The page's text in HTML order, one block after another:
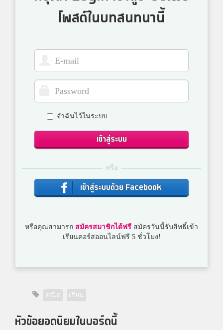
โพสต์ในบทสนทนานี้
จำฉันไว้ในระบบ
เข้าสู่ระบบ
หรือ
เข้าสู่ระบบด้วย Facebook
หรือคุณสามารถ สมัครสมาชิกได้ฟรี สมัครวันนี้รับสิทธิ์เข้า
เรียนคอร์สออนไลน์ฟรี 5 ชั่วโมง!
คณิต เรียน
หัวข้อยอดนิยมในบอร์ดนี้